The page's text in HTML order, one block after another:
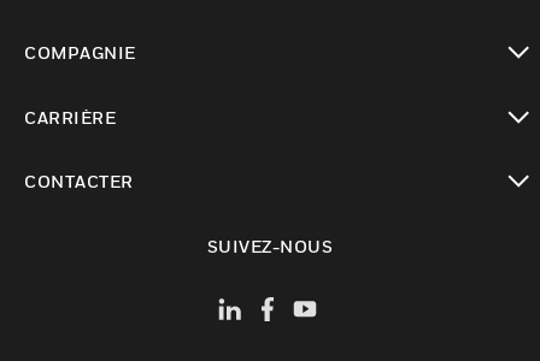
COMPAGNIE
CARRIÈRE
CONTACTER
SUIVEZ-NOUS